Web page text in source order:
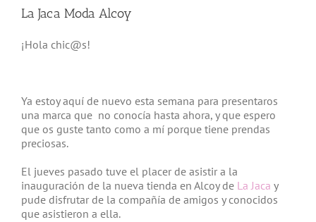
La Jaca Moda Alcoy
¡Hola chic@s!
Ya estoy aquí de nuevo esta semana para presentaros
una marca que no conocía hasta ahora, y que espero
que os guste tanto como a mí porque tiene prendas
preciosas.
El jueves pasado tuve el placer de asistir a la
inauguración de la nueva tienda en Alcoy de La Jaca y
pude disfrutar de la compañía de amigos y conocidos
que asistieron a ella.